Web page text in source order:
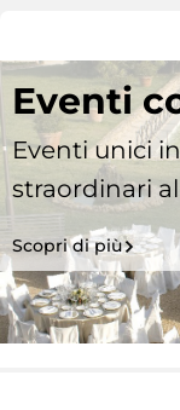
Eventi
Eventi unici
straordinari
Scopri di più